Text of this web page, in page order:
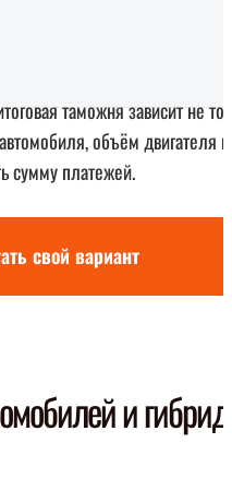
таможня зависит не
объём двигателя
сумму платежей.
свой вариант
и